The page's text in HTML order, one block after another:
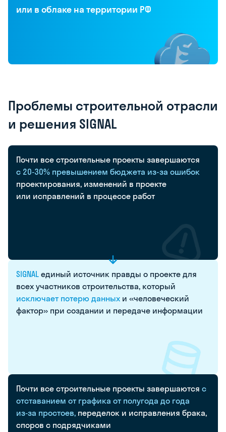
или в облаке на территории РФ
Проблемы строительной отрасли
и решения SIGNAL
Почти все строительные проекты завершаются
с 20‑30% превышением бюджета из-за ошибок
проектирования, изменений в проекте
или исправлений в процессе работ
SIGNAL единый источник правды о проекте для
всех участников строительства, который
исключает потерю данных и «человеческий
фактор» при создании и передаче информации
Почти все строительные проекты завершаются с
отставанием от графика от полугода до года
из‑за простоев, переделок и исправления брака,
споров с подрядчиками